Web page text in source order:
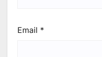
Email *